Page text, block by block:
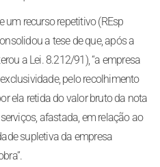
um recurso repetitivo (REsp
a tese de que, após a
a Lei. 8.212/91), “a empresa
pelo recolhimento
ela retida do valor bruto da nota
afastada, em relação ao
supletiva da empresa